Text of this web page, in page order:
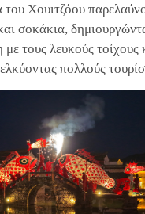
Χουιτζόου
σοκάκια,
τους λευκούς τοίχους
πολλούς